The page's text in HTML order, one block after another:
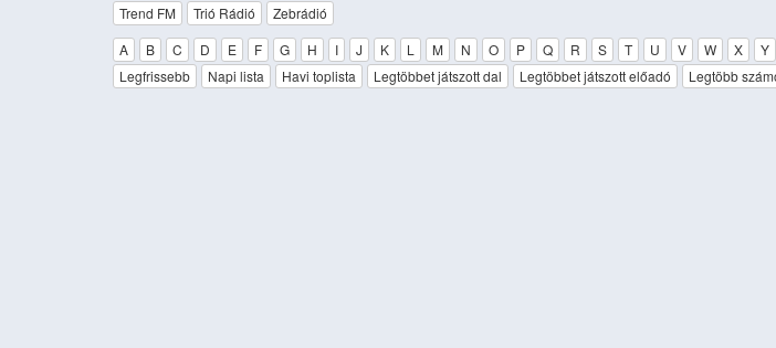
Trend FM
Trió Rádió
Zebrádió
A
B C D E F G H I J K L M N O P Q R S T U V W X Y
Legfrissebb
Napi lista Havi toplista Legtöbbet játszott dal Legtöbbet játszott előadó Legtöbb